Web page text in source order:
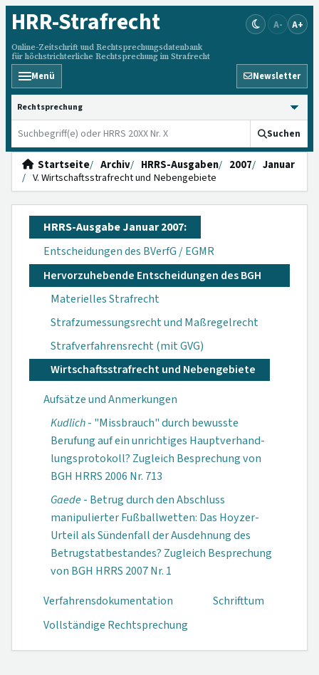
HRR-Strafrecht
Online-Zeitschrift und Rechtsprechungsdatenbank
für höchstrichterliche Rechtsprechung im Strafrecht
A- A+
Menü Newsletter
HRRS durchsuchen
Suchen
Startseite Archiv HRRS-Ausgaben 2007
Januar
V. Wirtschaftsstrafrecht und Nebengebiete
HRRS-Ausgabe Januar 2007:
Entscheidungen des BVerfG / EGMR
Hervorzuhebende Entscheidungen des BGH
Materielles Strafrecht
Strafzumessungsrecht und Maßregelrecht
Strafverfahrensrecht (mit GVG)
Wirtschaftsstrafrecht und Nebengebiete
Aufsätze und Anmerkungen
Kudlich- "Miss­brauch" durch be­wusste
Berufung auf ein unrichti­ges Hauptverhand­
lungsprotokoll? Zugleich Be­sprechung von
BGH HRRS 2006 Nr. 713
Gaede- Betrug durch den Ab­schluss
manipulier­ter Fußballwetten: Das Hoyzer-
Urteil als Sündenfall der Ausdehnung des
Betrugstatbestan­des? Zugleich Besprechung
von BGH HRRS 2007 Nr. 1
Verfahrensdokumen­tation
Schrifttum
Vollständige Rechtsprechung